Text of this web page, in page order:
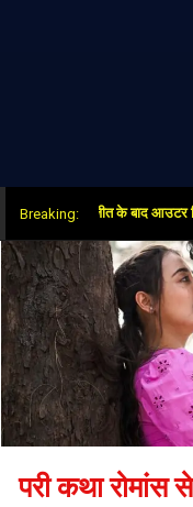
Breaking:
ओवर में जीत के बाद आउटर दिल्ली
परी कथा